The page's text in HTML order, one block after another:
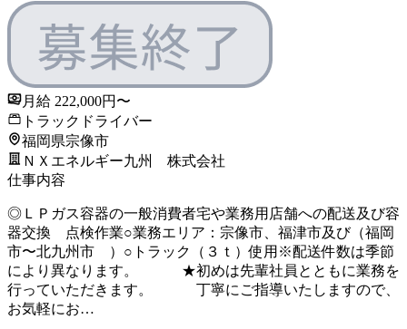
月給 222,000円〜
トラックドライバー
福岡県宗像市
ＮＸエネルギー九州 株式会社
仕事内容
◎ＬＰガス容器の一般消費者宅や業務用店舗への配送及び容
器交換 点検作業○業務エリア：宗像市、福津市及び（福岡
市〜北九州市 ）○トラック（３ｔ）使用※配送件数は季節
により異なります。 ★初めは先輩社員とともに業務を
行っていただきます。 丁寧にご指導いたしますので、
お気軽にお…